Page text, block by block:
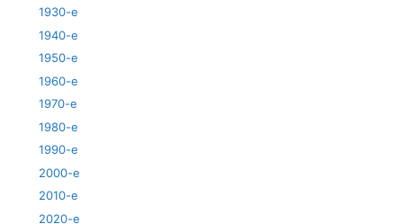
1930-е
1940-е
1950-е
1960-е
1970-е
1980-е
1990-е
2000-е
2010-е
2020-е